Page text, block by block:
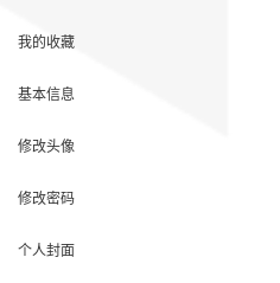
我的收藏
基本信息
修改头像
修改密码
个人封面